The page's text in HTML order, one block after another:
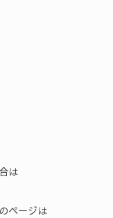
は
ページは